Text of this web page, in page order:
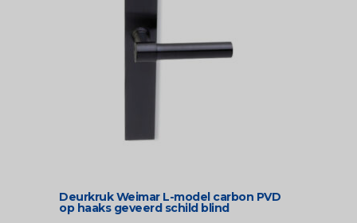
Deurkruk Weimar L-model carbon PVD
op haaks geveerd schild blind